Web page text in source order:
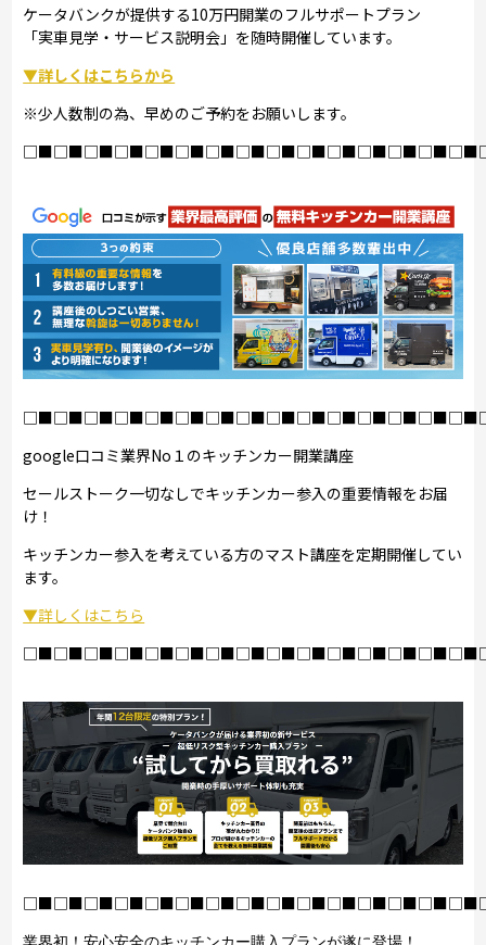
ケータバンクが提供する10万円開業のフルサポートプラン
「実車見学・サービス説明会」を随時開催しています。
▼詳しくはこちらから
※少人数制の為、早めのご予約をお願いします。
google口コミ業界No１のキッチンカー開業講座
セールストーク一切なしでキッチンカー参入の重要情報をお届
け！
キッチンカー参入を考えている方のマスト講座を定期開催してい
ます。
▼詳しくはこちら